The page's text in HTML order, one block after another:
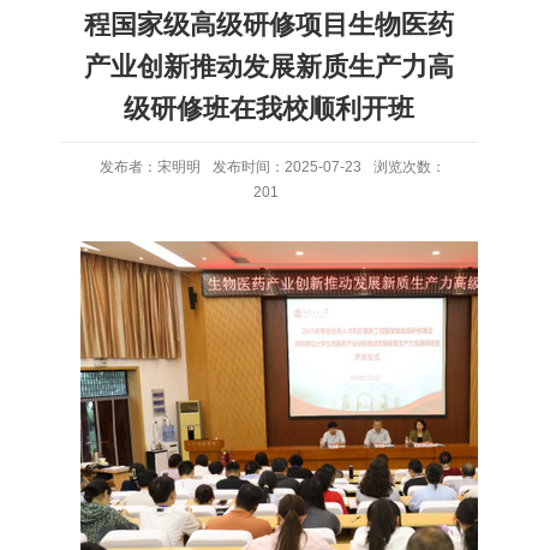
程国家级高级研修项目生物医药
产业创新推动发展新质生产力高
级研修班在我校顺利开班
发布者：宋明明 发布时间：2025-07-23
浏览次数：
201